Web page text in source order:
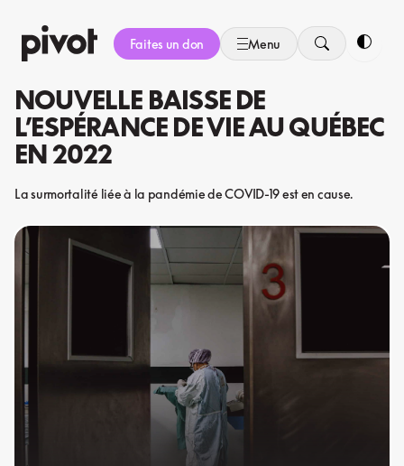
au
contenu
Faites un don Menu
NOUVELLE BAISSE DE
L’ESPÉRANCE DE VIE AU QUÉBEC
EN 2022
La surmortalité liée à la pandémie de COVID-19 est en cause.